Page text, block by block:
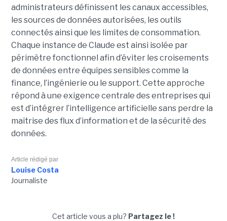
administrateurs définissent les canaux accessibles,
les sources de données autorisées, les outils
connectés ainsi que les limites de consommation.
Chaque instance de Claude est ainsi isolée par
périmètre fonctionnel afin d’éviter les croisements
de données entre équipes sensibles comme la
finance, l’ingénierie ou le support. Cette approche
répond à une exigence centrale des entreprises qui
est d’intégrer l’intelligence artificielle sans perdre la
maîtrise des flux d’information et de la sécurité des
données.
Article rédigé par
Louise Costa
Journaliste
Cet article vous a plu? Partagez le !